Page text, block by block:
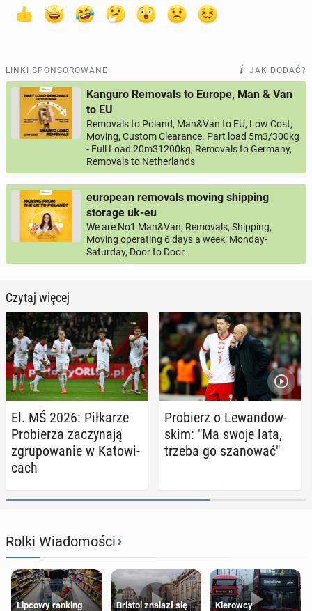
LINKI SPONSOROWANE JAK DODAĆ?
Kanguro Removals to Europe, Man & Van
to EU
Removals to Poland, Man&Van to EU, Low Cost,
Moving, Custom Clearance. Part load 5m3/300kg
- Full Load 20m31200kg, Removals to Germany,
Removals to Netherlands
european removals moving shipping
storage uk-eu
We are No1 Man&Van, Removals, Shipping,
Moving operating 6 days a week, Monday-
Saturday, Door to Door.
Czytaj więcej
El. MŚ 2026: Pił­ka­rze
Pro­bie­rza za­czy­na­ją
zgru­po­wa­nie w Ka­to­wi­
cach
Pro­bierz o Le­wan­dow­
skim: "Ma swoje lata,
trzeba go sza­no­wać"
Rolki Wiadomości›
Lipcowy ranking
Bristol znalazł się
Kierowcy